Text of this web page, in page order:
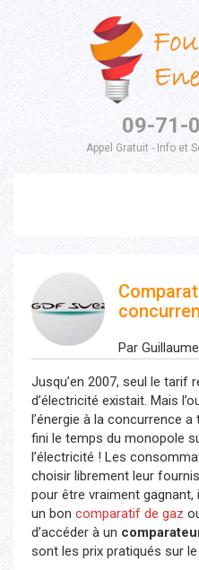
09-71-
Appel Gratuit - Info et
Par
Jusqu’en 2007, seul le tarif
d’électricité existait. Mais
l’énergie à la concurrence
fini le temps du monopole
l’électricité ! Les
choisir librement leur
pour être vraiment
un bon comparatif de gaz
d’accéder à un
sont les prix pratiqués sur